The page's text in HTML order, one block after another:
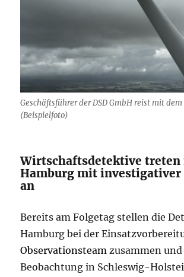
Geschäftsführer der DSD GmbH reist mit dem
(Beispielfoto)
Wirtschaftsdetektive treten
Hamburg mit investigativer
an
Bereits am Folgetag stellen die
Hamburg bei der
Observationsteam zusammen
Beobachtung in Schleswig-